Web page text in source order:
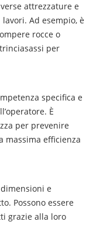
attrezzature e
Ad esempio, è
rocce o
per
specifica e
È
per prevenire
massima efficienza
e
Possono essere
grazie alla loro